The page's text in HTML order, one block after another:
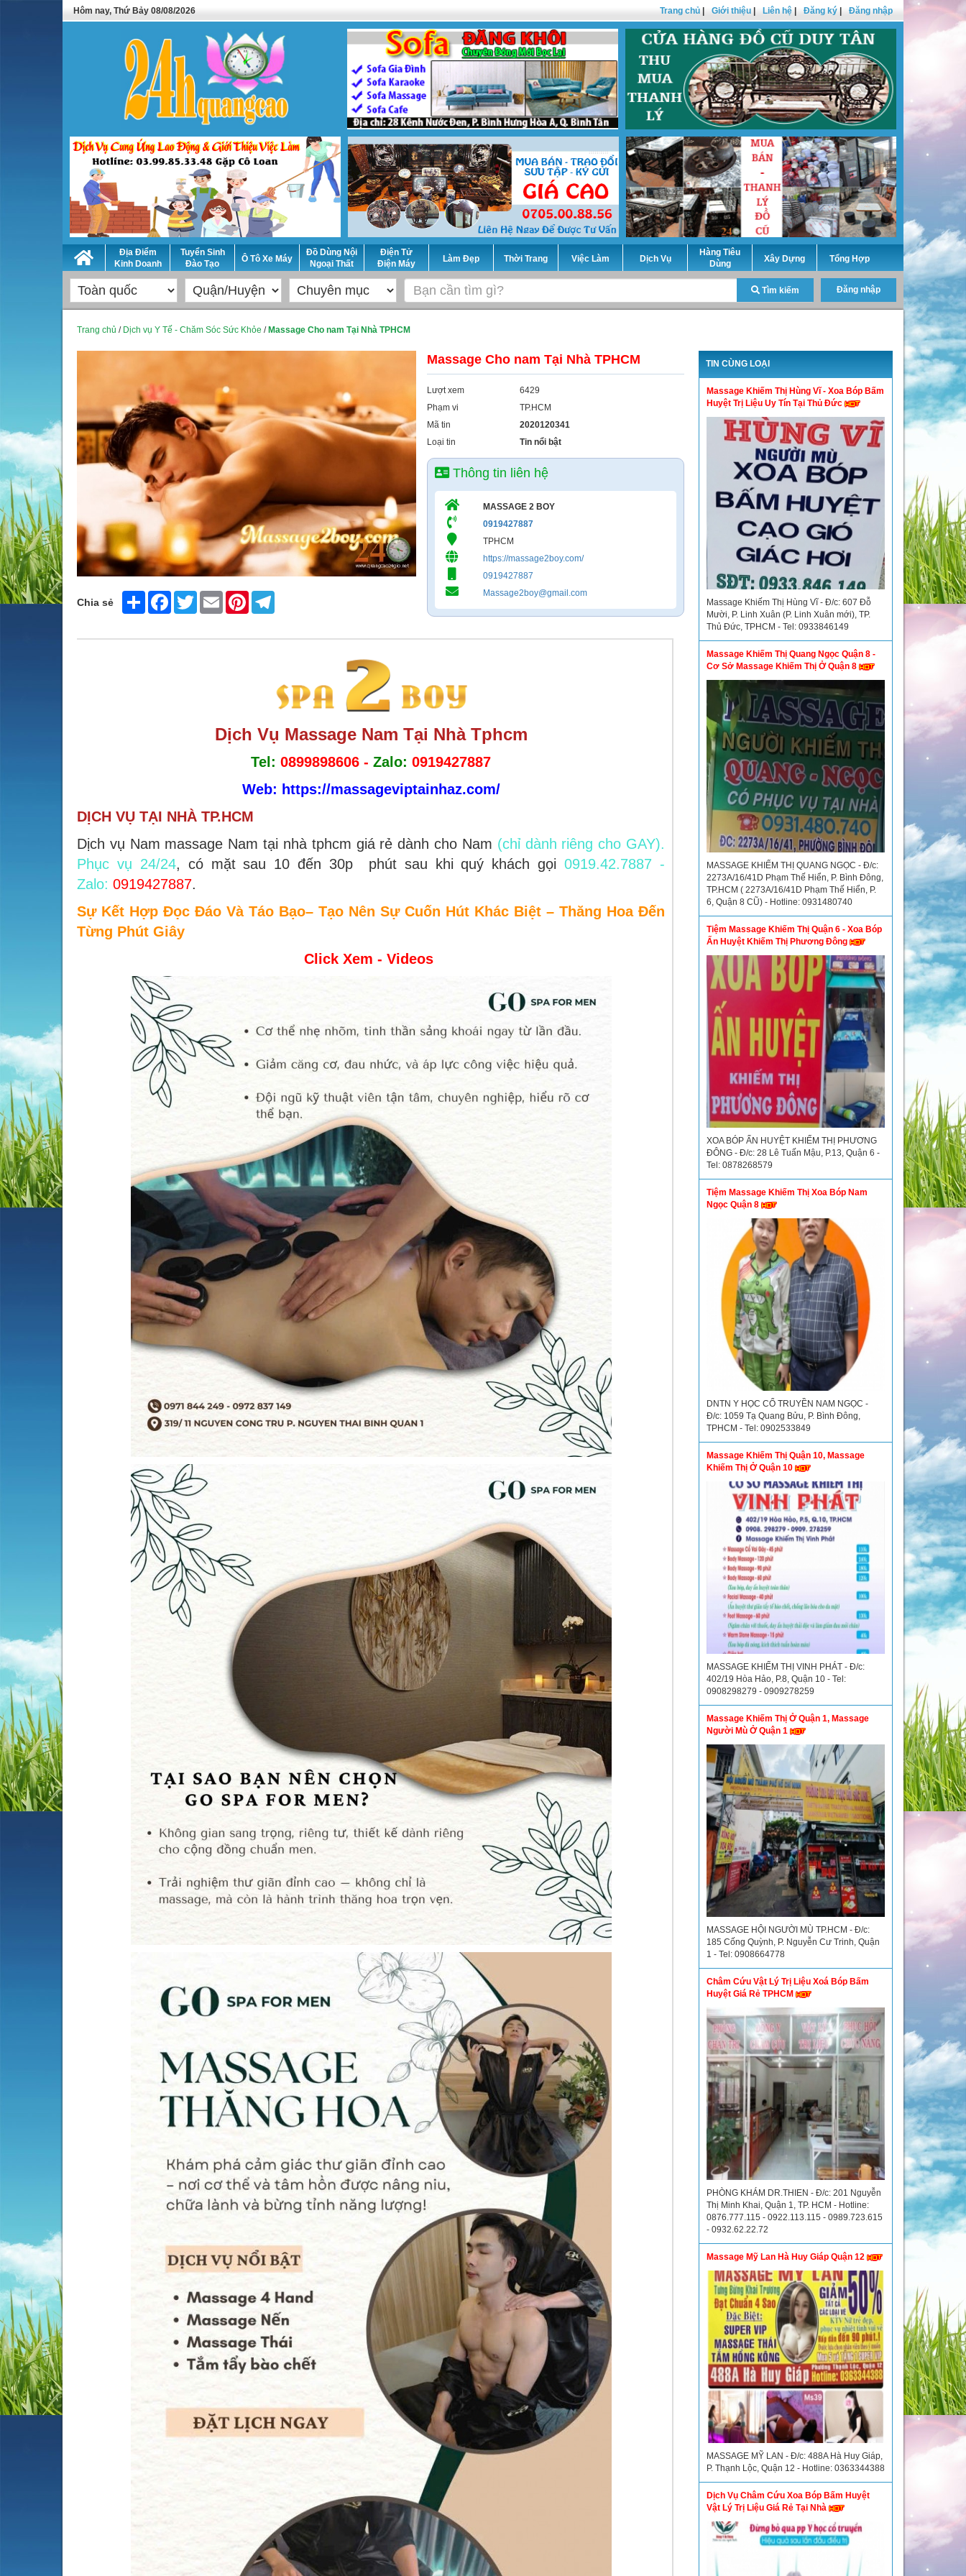
Hôm nay, Thứ Bảy 08/08/2026 Trang chủ Giới thiệu Liên hệ Đăng ký Đăng nhập
Địa Điểm
Kinh Doanh
Tuyển Sinh
Đào Tạo
Ô Tô Xe Máy
Đồ Dùng Nội
Ngoại Thất
Điện Tử
Điện Máy
Làm Đẹp Thời Trang Việc Làm Dịch Vụ
Hàng Tiêu
Dùng
Xây Dựng Tổng Hợp
Tìm kiếm Đăng nhập
Trang chủ / Dịch vụ Y Tế - Chăm Sóc Sức Khỏe / Massage Cho nam Tại Nhà TPHCM
Chia sẻ Share FacebookTwitter Email Pinterest
Massage Cho nam Tại Nhà TPHCM
Lượt xem
6429
Phạm vi
TP.HCM
Mã tin
2020120341
Loại tin
Tin nổi bật
Thông tin liên hệ
MASSAGE 2 BOY
0919427887
TPHCM
https://massage2boy.com/
0919427887
Massage2boy@gmail.com
Dịch Vụ Massage Nam Tại Nhà Tphcm
Tel: 0899898606 - Zalo: 0919427887
Web: https://massageviptainhaz.com/
DỊCH VỤ TẠI NHÀ TP.HCM
Dịch vụ Nam massage Nam tại nhà tphcm giá rẻ dành cho Nam (chỉ dành riêng cho GAY).
Phục vụ 24/24, có mặt sau 10 đến 30p phút sau khi quý khách gọi0919.42.7887 -
Zalo: 0919427887.
Sự Kết Hợp Đọc Đáo Và Táo Bạo– Tạo Nên Sự Cuốn Hút Khác Biệt – Thăng Hoa Đến
Từng Phút Giây
Click Xem - Videos
TIN CÙNG LOẠI
Massage Khiếm Thị Hùng Vĩ - Xoa Bóp Bấm
Huyệt Trị Liệu Uy Tín Tại Thủ Đức
Massage Khiếm Thị Hùng Vĩ - Đ/c: 607 Đỗ
Mười, P. Linh Xuân (P. Linh Xuân mới), TP.
Thủ Đức, TPHCM - Tel: 0933846149
Massage Khiếm Thị Quang Ngọc Quận 8 -
Cơ Sở Massage Khiếm Thị Ở Quận 8
MASSAGE KHIẾM THỊ QUANG NGỌC - Đ/c:
2273A/16/41D Phạm Thế Hiển, P. Bình Đông,
TP.HCM ( 2273A/16/41D Phạm Thế Hiển, P.
6, Quận 8 CŨ) - Hotline: 0931480740
Tiệm Massage Khiếm Thị Quận 6 - Xoa Bóp
Ấn Huyệt Khiếm Thị Phương Đông
XOA BÓP ẤN HUYỆT KHIẾM THỊ PHƯƠNG
ĐÔNG - Đ/c: 28 Lê Tuấn Mậu, P.13, Quận 6 -
Tel: 0878268579
Tiệm Massage Khiếm Thị Xoa Bóp Nam
Ngọc Quận 8
DNTN Y HỌC CỔ TRUYỀN NAM NGỌC -
Đ/c: 1059 Tạ Quang Bửu, P. Bình Đông,
TPHCM - Tel: 0902533849
Massage Khiếm Thị Quận 10, Massage
Khiếm Thị Ở Quận 10
MASSAGE KHIẾM THỊ VINH PHÁT - Đ/c:
402/19 Hòa Hảo, P.8, Quận 10 - Tel:
0908298279 - 0909278259
Massage Khiếm Thị Ở Quận 1, Massage
Người Mù Ở Quận 1
MASSAGE HỘI NGƯỜI MÙ TP.HCM - Đ/c:
185 Cống Quỳnh, P. Nguyễn Cư Trinh, Quận
1 - Tel: 0908664778
Châm Cứu Vật Lý Trị Liệu Xoá Bóp Bấm
Huyệt Giá Rẻ TPHCM
PHÒNG KHÁM DR.THIEN - Đ/c: 201 Nguyễn
Thị Minh Khai, Quận 1, TP. HCM - Hotline:
0876.777.115 - 0922.113.115 - 0989.723.615
- 0932.62.22.72
Massage Mỹ Lan Hà Huy Giáp Quận 12
MASSAGE MỸ LAN - Đ/c: 488A Hà Huy Giáp,
P. Thạnh Lộc, Quận 12 - Hotline: 0363344388
Dịch Vụ Châm Cứu Xoa Bóp Bấm Huyệt
Vật Lý Trị Liệu Giá Rẻ Tại Nhà